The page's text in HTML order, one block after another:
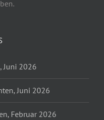
Juni 2026
Juni 2026
Februar 2026